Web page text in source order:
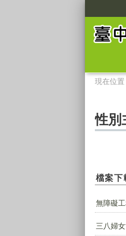
現在位置
性別
檔案下
無障礙
三八婦